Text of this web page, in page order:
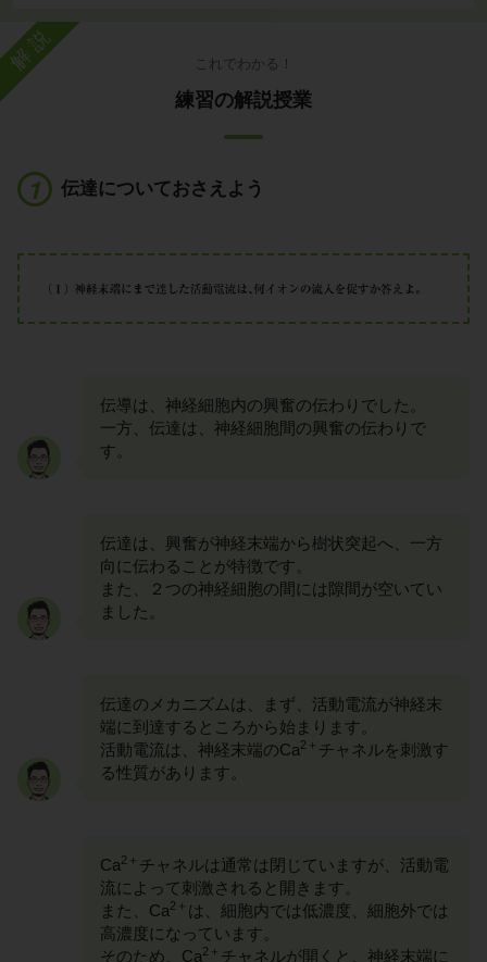
解説 これでわかる！
練習の解説授業
伝達についておさえよう
伝導は、神経細胞内の興奮の伝わりでした。
一方、伝達は、神経細胞間の興奮の伝わりで
す。
伝達は、興奮が神経末端から樹状突起へ、一方
向に伝わることが特徴です。
また、２つの神経細胞の間には隙間が空いてい
ました。
伝達のメカニズムは、まず、活動電流が神経末
端に到達するところから始まります。
活動電流は、神経末端のCa2＋ チャネルを刺激す
る性質があります。
Ca2＋ チャネルは通常は閉じていますが、活動電
流によって刺激されると開きます。
また、Ca2＋ は、細胞内では低濃度、細胞外では
高濃度になっています。
そのため、Ca2＋ チャネルが開くと、神経末端に